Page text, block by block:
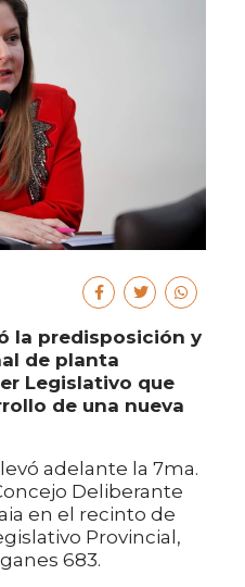
la predisposición y
de planta
Legislativo que
de una nueva
adelante la 7ma.
Deliberante
en el recinto de
Provincial,
683.